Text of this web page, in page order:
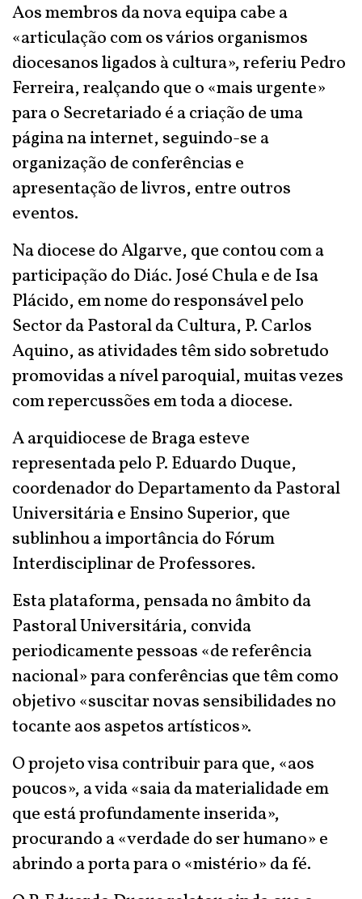
Aos membros da nova equipa cabe a
«articulação com os vários organismos
diocesanos ligados à cultura», referiu Pedro
Ferreira, realçando que o «mais urgente»
para o Secretariado é a criação de uma
página na internet, seguindo-se a
organização de conferências e
apresentação de livros, entre outros
eventos.
Na diocese do Algarve, que contou com a
participação do Diác. José Chula e de Isa
Plácido, em nome do responsável pelo
Sector da Pastoral da Cultura, P. Carlos
Aquino, as atividades têm sido sobretudo
promovidas a nível paroquial, muitas vezes
com repercussões em toda a diocese.
A arquidiocese de Braga esteve
representada pelo P. Eduardo Duque,
coordenador do Departamento da Pastoral
Universitária e Ensino Superior, que
sublinhou a importância do Fórum
Interdisciplinar de Professores.
Esta plataforma, pensada no âmbito da
Pastoral Universitária, convida
periodicamente pessoas «de referência
nacional» para conferências que têm como
objetivo «suscitar novas sensibilidades no
tocante aos aspetos artísticos».
O projeto visa contribuir para que, «aos
poucos», a vida «saia da materialidade em
que está profundamente inserida»,
procurando a «verdade do ser humano» e
abrindo a porta para o «mistério» da fé.